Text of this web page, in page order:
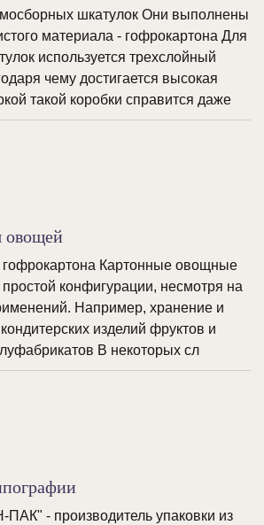
шкатулок Они выполнены
материала - гофрокартона Для
используется трехслойный
чему достигается высокая
такой коробки справится даже
овощей
Картонные овощные
простой конфигурации, несмотря на
Например, хранение и
изделий фруктов и
В некоторых сл
- производитель упаковки из